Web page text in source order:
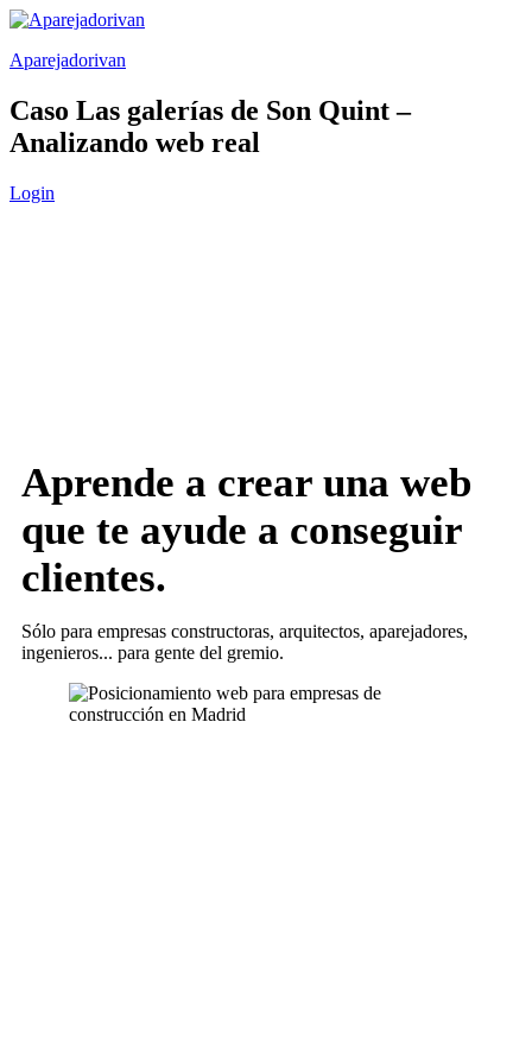
Saltar
contenido
Aparejadorivan
Caso Las galerías de Son Quint –
Analizando web real
Login
Aprende a crear una web
que te ayude a conseguir
clientes.
Sólo para empresas constructoras, arquitectos, aparejadores,
ingenieros... para gente del gremio.